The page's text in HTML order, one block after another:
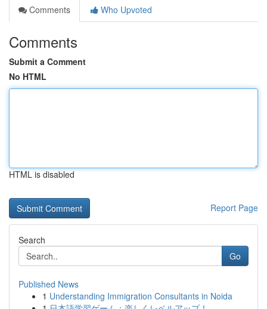
Comments
Who Upvoted
Comments
Submit a Comment
No HTML
HTML is disabled
Report Page
Search
Go
Published News
1 Understanding Immigration Consultants in Noida